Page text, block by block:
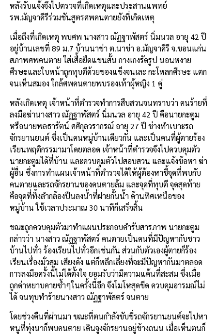
หลังรับแจ้งจึงไปตรวจที่เกิดเหตุและประสานแพทย์
รพ.มัญจาคีรีร่วมชันสูตรศพคนตายยังที่เกิดเหตุ
เมื่อถึงที่เกิดเหตุ พบศพ นางสาว ณัฏฐาพัสตร์ นิ่มนวล อายุ 42 ปี
อยู่บ้านเลขที่ 89 ม.7 บ้านนาข่า ต.นาข่า อ.มัญจาคีรี จ.ขอนแก่น
สภาพศพคนตาย ใส่เสื้อยืดแขนสั้น กางเกงรัดรูป นอนหงาย
ศีรษะและใบหน้าถูกทุบตีด้วยของแข็งจนเละ กะโหลกศีรษะ แตก
จนเห็นสมอง ใกล้ศพคนตายพบรองเท้าผู้หญิง 1 คู่
หลังเกิดเหตุ เจ้าหน้าที่ตำรวจทำการสืบสวนจนทราบว่า คนร้ายที่
ลงมือฆ่านางสาว ณัฏฐาพัสตร์ นิ่มนวล อายุ 42 ปี คือนายกะตูม
หรือนายพลธารัตน์ ศศิกุลวรากรณ์ อายุ 27 ปี ช่างทำเบาะรถ
จักรยานยนต์ ซึ่งเป็นคนหมู่บ้านเดียวกัน และเป็นคนที่ผู้ตายร้อง
เรียนพฤติกรรมามาโดยตลอด เจ้าหน้าที่ตำรวจจึงไปควบคุมตัว
นายกะตูมได้ที่บ้าน และควบคุมตัวไปสอบสวน และแจ้งข้อหา ฆ่า
ผู้อื่น ซึ่งการทำแผนเจ้าหน้าที่ตำรวจได้ให้ผู้ต้องหาชี้จุดที่พบกับ
คนตายและรถจักรยานของคนตายล้ม และจุดที่ทุบตี จุดสุดท้าย
คือจุดที่ทิ้งลำกล้องปืนลงน้ำที่ฝายกั้นน้ำ ด้านทิศเหนือของ
หมู่บ้าน ใช้เวลาประมาณ 30 นาทีก็เสร็จสิ้น
ขณะถูกควบคุมตัวมาทำแผนประกอบคำรับสารภาพ นายกะตูม
กล่าวว่า นางสาว ณัฏฐาพัสตร์ คนตายเป็นคนที่มีปัญหากับชาว
บ้านไปทั่ว ร้องเรียนไปทั่วอีกเช่นกัน ส่วนกับตัวเองผู้ตายก็ร้อง
เรียนเรื่องมั่วสุม เสียงดัง แต่ก็หลีกเลี่ยงที่จะมีปัญหากันมาตลอด
การลงมือครั้งนี้ไม่ได้ตั้งใจ ยอมรับว่ามีความแค้นที่สะสม ซึ่งเมื่อ
ถูกด่าหยาบคายซ้ำๆในครั้งนี้อีก จึงโมโหสุดขีด ควบคุมอารมณ์ไม่
ได้ จนทุบทำร้ายนางสาว ณัฏฐาพัสตร์ จนตาย
โดยช่วงคืนที่ผ่านมา ขณะที่ตนกำลังขับขี่รถจักรยานยนต์จะไปหา
หนูที่ทุ่งนาก็พบคนตาย เดินจูงจักรยานอยู่ข้างถนน เมื่อเห็นตนก็